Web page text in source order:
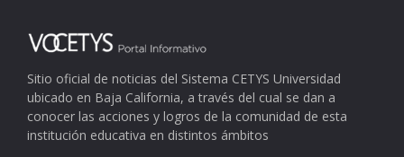
Sitio oficial de noticias del Sistema CETYS Universidad
ubicado en Baja California, a través del cual se dan a
conocer las acciones y logros de la comunidad de esta
institución educativa en distintos ámbitos